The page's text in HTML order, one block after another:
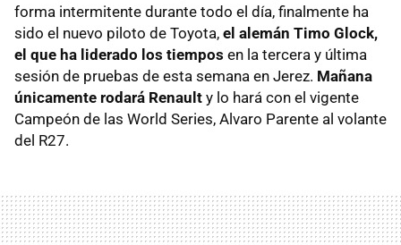
forma intermitente durante todo el día, finalmente ha
sido el nuevo piloto de Toyota, el alemán Timo Glock,
el que ha liderado los tiempos en la tercera y última
sesión de pruebas de esta semana en Jerez. Mañana
únicamente rodará Renault y lo hará con el vigente
Campeón de las World Series, Alvaro Parente al volante
del R27.